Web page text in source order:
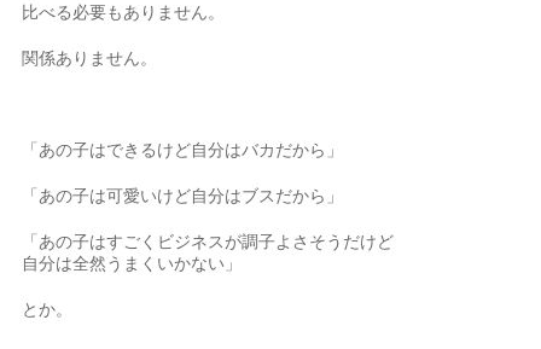
比べる必要もありません。
関係ありません。
「あの子はできるけど自分はバカだから」
「あの子は可愛いけど自分はブスだから」
「あの子はすごくビジネスが調子よさそうだけど
自分は全然うまくいかない」
とか。